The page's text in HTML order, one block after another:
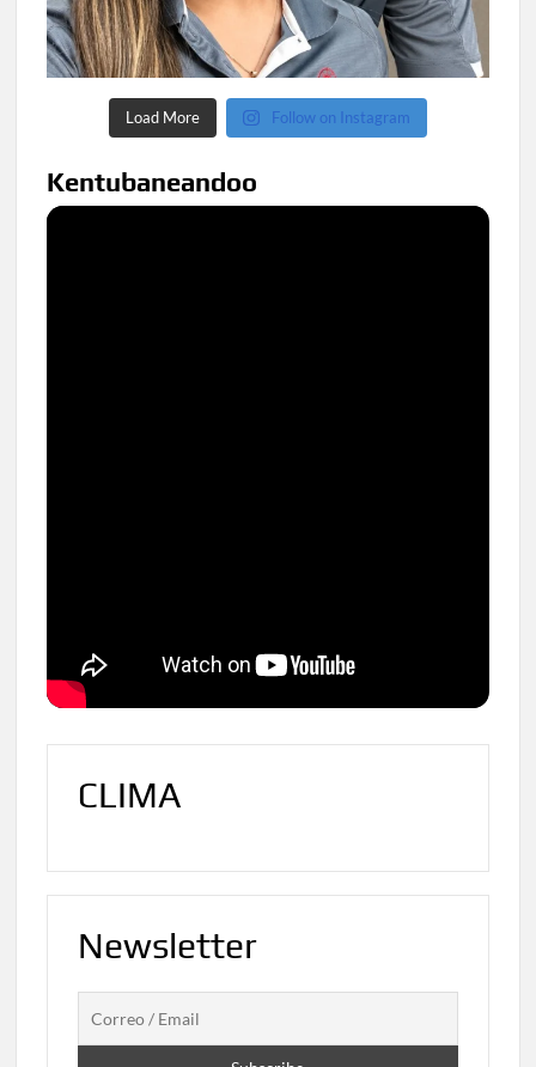
Load More Follow on Instagram
Kentubaneandoo
CLIMA
Newsletter